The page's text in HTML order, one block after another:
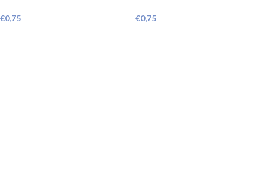
€0,75 €0,75